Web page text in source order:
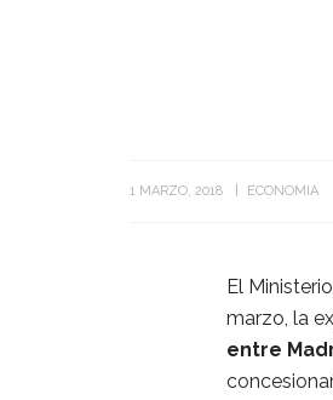
1 MARZO, 2018 ECONOMIA
El
marzo, la
entre